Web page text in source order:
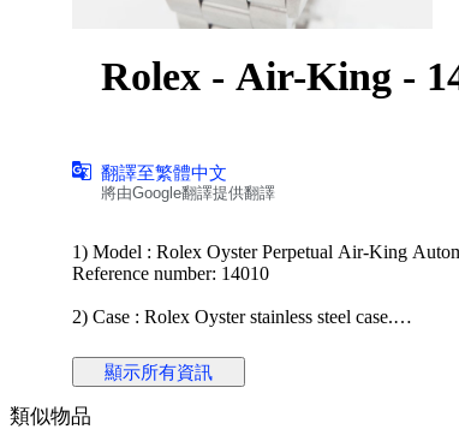
Rolex - Air-King -
翻譯至繁體中文
將由Google翻譯提供翻譯
1) Model : Rolex Oyster Perpetual Air-King
Reference number: 14010
2) Case : Rolex Oyster stainless steel case.
3) Dial : Rolex dial with silver hands and markers;
4) Movement : Rolex automatic winding movement
顯示所有資訊
類似物品